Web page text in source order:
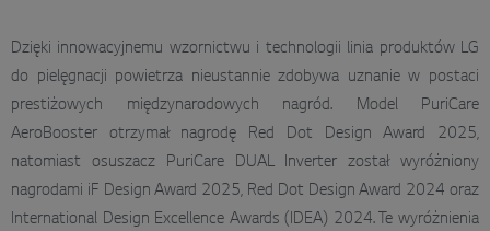
Dzięki innowacyjnemu wzornictwu i technologii linia produktów LG
do pielęgnacji powietrza nieustannie zdobywa uznanie w postaci
prestiżowych międzynarodowych nagród. Model PuriCare
AeroBooster otrzymał nagrodę Red Dot Design Award 2025,
natomiast osuszacz PuriCare DUAL Inverter został wyróżniony
nagrodami iF Design Award 2025, Red Dot Design Award 2024 oraz
International Design Excellence Awards (IDEA) 2024. Te wyróżnienia